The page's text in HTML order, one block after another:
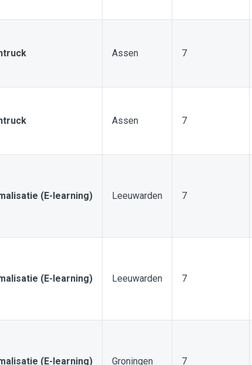
Assen 7
Assen 7
(E-learning) Leeuwarden 7
(E-learning) Leeuwarden 7
(E-learning) Groningen 7